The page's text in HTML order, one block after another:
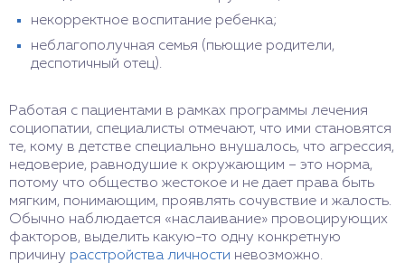
некорректное воспитание ребенка;
неблагополучная семья (пьющие родители,
деспотичный отец).
Работая с пациентами в рамках программы лечения
социопатии, специалисты отмечают, что ими становятся
те, кому в детстве специально внушалось, что агрессия,
недоверие, равнодушие к окружающим – это норма,
потому что общество жестокое и не дает права быть
мягким, понимающим, проявлять сочувствие и жалость.
Обычно наблюдается «наслаивание» провоцирующих
факторов, выделить какую-то одну конкретную
причину расстройства личности невозможно.